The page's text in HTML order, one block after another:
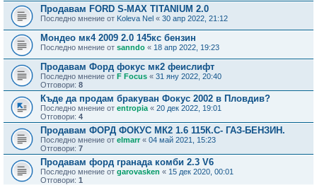
Продавам FORD S-MAX TITANIUM 2.0
Последно мнение от Koleva Nel « 30 апр 2022, 21:12
Мондео мк4 2009 2.0 145кс бензин
Последно мнение от sanndo « 18 апр 2022, 19:23
Продавам Форд фокус мк2 феислифт
Последно мнение от F Focus « 31 яну 2022, 20:40
Отговори: 8
Къде да продам бракуван Фокус 2002 в Пловдив?
Последно мнение от entropia « 20 дек 2022, 19:01
Отговори: 4
Продавам ФОРД ФОКУС МК2 1.6 115К.С- ГАЗ-БЕНЗИН.
Последно мнение от elmarr « 04 май 2021, 15:23
Отговори: 7
Продавам форд гранада комби 2.3 V6
Последно мнение от garovasken « 15 дек 2020, 00:01
Отговори: 1